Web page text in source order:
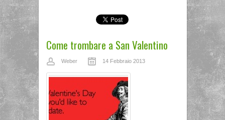
Come trombare a San Valentino
Weber 14 Febbraio 2013